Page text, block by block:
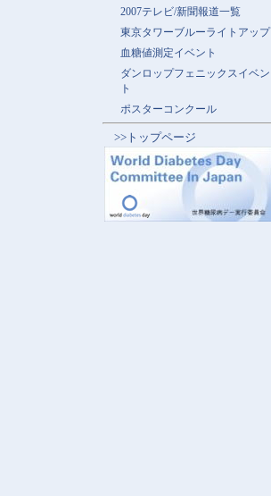
2007テレビ/新聞報道一覧
東京タワーブルーライトアップ
血糖値測定イベント
ダンロップフェニックスイベン
ト
ポスターコンクール
>>トップページ